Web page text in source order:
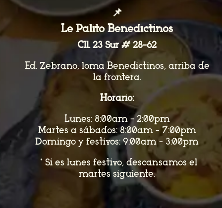
📌
Le Palito Benedictinos
Cll. 23 Sur # 28-62
Ed. Zebrano, loma Benedictinos, arriba de
la frontera.
Horario:
Lunes: 8:00am - 2:00pm
Martes a sábados: 8:00am - 7:00pm
Domingo y festivos: 9:00am - 3:00pm
*Si es lunes festivo, descansamos el
martes siguiente.